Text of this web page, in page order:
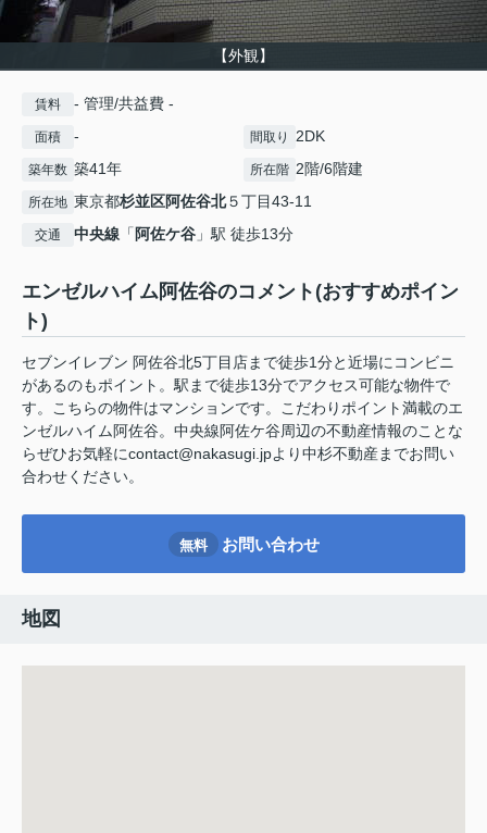
【外観】
賃料 - 管理/共益費 -
面積 - 間取り 2DK
築年数 築41年 所在階 2階/6階建
所在地 東京都杉並区阿佐谷北５丁目43-11
交通 中央線 「 阿佐ケ谷 」駅 徒歩13分
エンゼルハイム阿佐谷のコメント(おすすめポイン
ト)
セブンイレブン 阿佐谷北5丁目店まで徒歩1分と近場にコンビニ
があるのもポイント。駅まで徒歩13分でアクセス可能な物件で
す。こちらの物件はマンションです。こだわりポイント満載のエ
ンゼルハイム阿佐谷。中央線阿佐ケ谷周辺の不動産情報のことな
らぜひお気軽にcontact@nakasugi.jpより中杉不動産までお問い
合わせください。
無料 お問い合わせ
地図